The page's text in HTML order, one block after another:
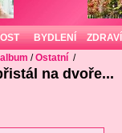
BYDLENÍ ZDRAVÍ
/Ostatní /
na dvoře...